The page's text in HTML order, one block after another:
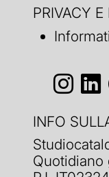
PRIVACY
INFO
Quotidiano